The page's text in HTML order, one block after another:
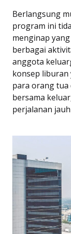
Berlangsung
program ini
menginap
berbagai
anggota
konsep liburan
para orang
bersama
perjalanan